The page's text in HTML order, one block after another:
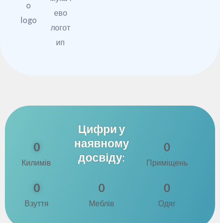
Килимів
0
Взуття
0
Цифри у
наявному
досвіду:
Меблів
0
Приміщень
0
Одяг
0